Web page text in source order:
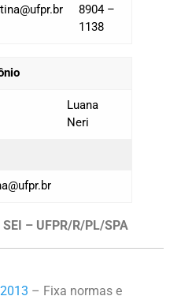
8904 –
1138
Luana
Neri
– UFPR/R/PL/SPA
– Fixa normas e